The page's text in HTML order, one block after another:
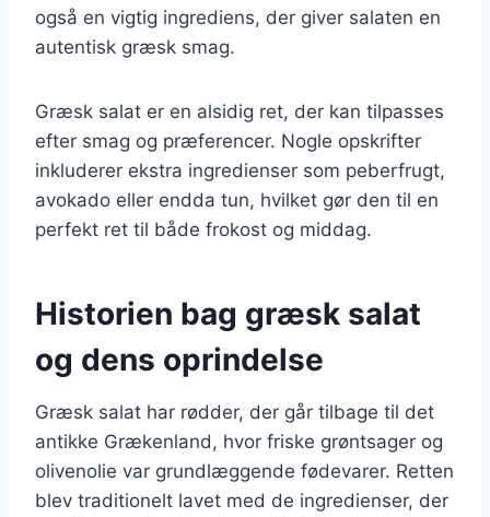
også en vigtig ingrediens, der giver salaten en
autentisk græsk smag.
Græsk salat er en alsidig ret, der kan tilpasses
efter smag og præferencer. Nogle opskrifter
inkluderer ekstra ingredienser som peberfrugt,
avokado eller endda tun, hvilket gør den til en
perfekt ret til både frokost og middag.
Historien bag græsk salat
og dens oprindelse
Græsk salat har rødder, der går tilbage til det
antikke Grækenland, hvor friske grøntsager og
olivenolie var grundlæggende fødevarer. Retten
blev traditionelt lavet med de ingredienser, der